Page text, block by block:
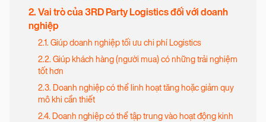
2. Vai trò của 3RD Party Logistics đối với doanh
nghiệp
2.1. Giúp doanh nghiệp tối ưu chi phí Logistics
2.2. Giúp khách hàng (người mua) có những trải nghiệm
tốt hơn
2.3. Doanh nghiệp có thể linh hoạt tăng hoặc giảm quy
mô khi cần thiết
2.4. Doanh nghiệp có thể tập trung vào hoạt động kinh